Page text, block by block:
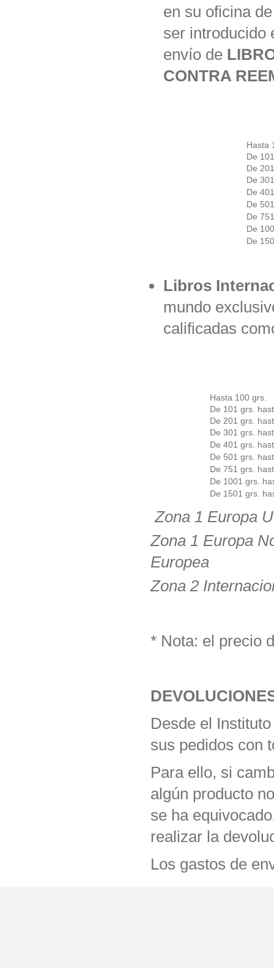
en su oficina
ser introducido
envío de
CONTRA
Hasta
De
De
De
De
De
De
De
De
Libros
mundo
calificadas
Hasta 100 grs.
De 101 grs.
De 201 grs.
De 301 grs.
De 401 grs.
De 501 grs.
De 751 grs.
De 1001 grs.
De 1501 grs.
Zona 1 Europa
Zona 1 Europa
Europea
Zona 2
* Nota: el precio
Desde el
sus pedidos con
Para ello, si
algún producto
se ha
realizar la
Los gastos de